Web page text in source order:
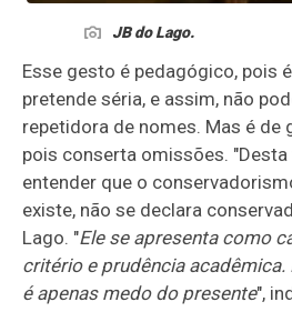
JB do Lago.
Esse gesto é pedagógico, pois
pretende séria, e assim, não
repetidora de nomes. Mas é de
pois conserta omissões.
entender que o
existe, não se declara
Lago. "Ele se apresenta como
critério e prudência acadêmica.
é apenas medo do presente",